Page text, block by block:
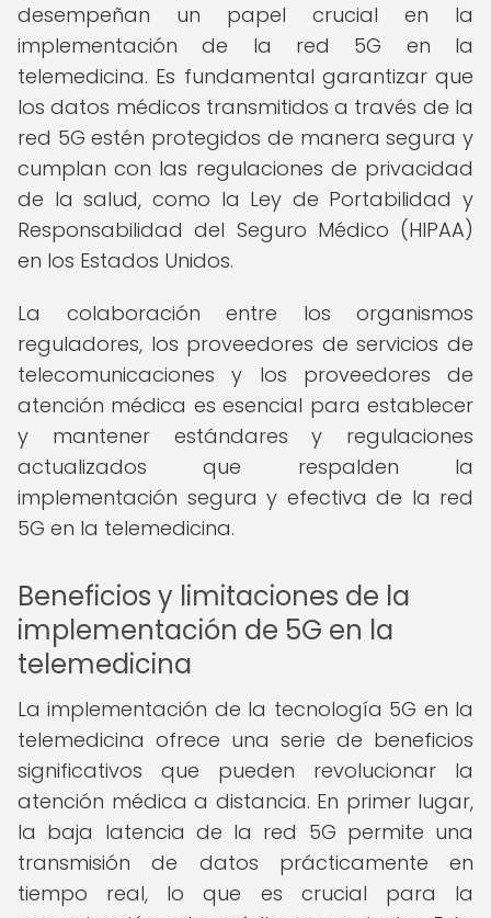
desempeñan un papel crucial en la
implementación de la red 5G en la
telemedicina. Es fundamental garantizar que
los datos médicos transmitidos a través de la
red 5G estén protegidos de manera segura y
cumplan con las regulaciones de privacidad
de la salud, como la Ley de Portabilidad y
Responsabilidad del Seguro Médico (HIPAA)
en los Estados Unidos.
La colaboración entre los organismos
reguladores, los proveedores de servicios de
telecomunicaciones y los proveedores de
atención médica es esencial para establecer
y mantener estándares y regulaciones
actualizados que respalden la
implementación segura y efectiva de la red
5G en la telemedicina.
Beneficios y limitaciones de la
implementación de 5G en la
telemedicina
La implementación de la tecnología 5G en la
telemedicina ofrece una serie de beneficios
significativos que pueden revolucionar la
atención médica a distancia. En primer lugar,
la baja latencia de la red 5G permite una
transmisión de datos prácticamente en
tiempo real, lo que es crucial para la